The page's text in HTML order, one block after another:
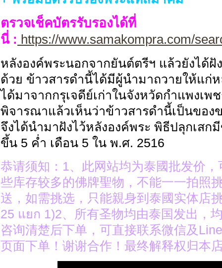
ตรวจเช็คบัตรรับรองได้ที่
นี่ : https://www.samakompra.com/
หลังองค์พระนอกจากยันต์ตรีฯ แล้วยังได้ฝั
ด้วย ข้าวสารดำนี้ได้มีผู้นำมาถวายให้แก่
ได้มาจากกรุเจดีย์เก่าในจังหวัดกำแพงเพ
พิจารณาแล้วเห็นว่าข้าวสารดำนี้เป็นขอ
จึงได้นำมาฝังไว้หลังองค์พระ พิธีปลุกเสก
ขึ้น 5 ค่ำ เดือน 5 ใน พ.ศ. 2516
恭请须知：1、此网站均为泰國批发价
些库存较多的佛牌聖物，不能一一拍照
送，如需挑选，只能親身到泰國实体店
25 แยก 1)2、所有圣物均由泰国发出，
咨询清楚后下单，可直接联系微信及
页面下单！谢谢合作！最终解释权归本